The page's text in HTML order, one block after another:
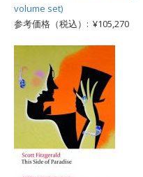
volume set)
参考価格（税込）: ¥105,270